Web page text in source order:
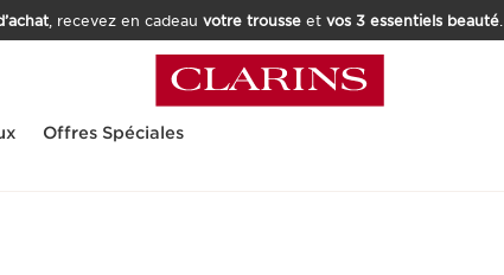
, recevez en cadeau votre trousseet vos 3 essentiels beauté.
Offres Spéciales